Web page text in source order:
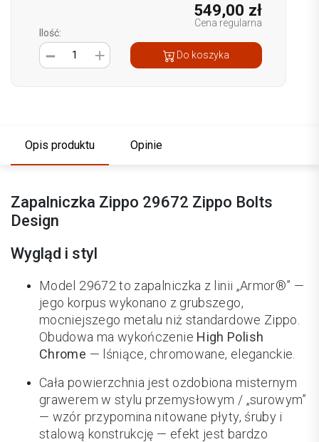
549,00 zł
Cena regularna
Ilość:
1
Do koszyka
Opis produktu Opinie
Zapalniczka Zippo 29672 Zippo Bolts
Design
Wygląd i styl
Model 29672 to zapalniczka z linii „Armor®” —
jego korpus wykonano z grubszego,
mocniejszego metalu niż standardowe Zippo.
Obudowa ma wykończenie High Polish
Chrome — lśniące, chromowane, eleganckie.
Cała powierzchnia jest ozdobiona misternym
grawerem w stylu przemysłowym / „surowym”
— wzór przypomina nitowane płyty, śruby i
stalową konstrukcję — efekt jest bardzo